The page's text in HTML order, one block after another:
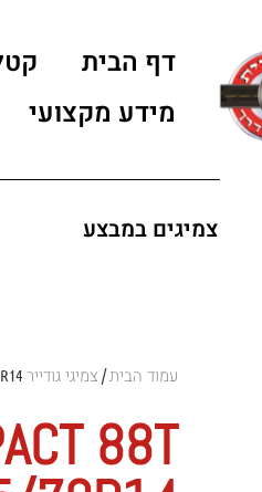
דף הבית
מידע מקצועי
צמיגים במבצע
עמוד הבית/ צמיגי גודייר GOODYEAR
88T